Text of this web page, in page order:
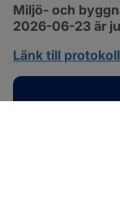
Miljö- och
2026-06-23 är
Länk till protokoll